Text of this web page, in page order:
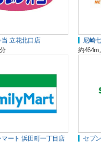
当 立花北口店
尼崎
約464m
マート 浜田町一丁目店
セブ